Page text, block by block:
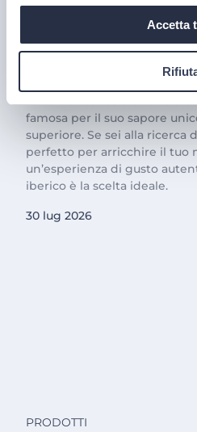
Accetta
Il trionfo del
Carne Iberica: le
famosa per il suo sapore
superiore. Se sei alla
perfetto per arricchire il tuo
un’esperienza di gusto
iberico è la scelta ideale.
30 lug 2026
PRODOTTI